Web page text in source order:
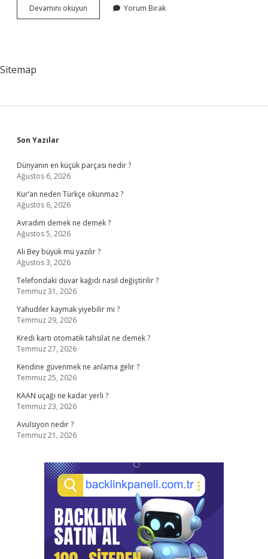
Devamını okuyun Programlamanın
Amacı
Yorum Bırak
Sitemap
Sidebar
Son Yazılar
Dünyanın en küçük parçası nedir ?
Ağustos 6, 2026
Kur’an neden Türkçe okunmaz ?
Ağustos 6, 2026
Avradım demek ne demek ?
Ağustos 5, 2026
Ali Bey büyük mü yazılır ?
Ağustos 3, 2026
Telefondaki duvar kağıdı nasıl değiştirilir ?
Temmuz 31, 2026
Yahudiler kaymak yiyebilir mi ?
Temmuz 29, 2026
Kredi kartı otomatik tahsilat ne demek ?
Temmuz 27, 2026
Kendine güvenmek ne anlama gelir ?
Temmuz 25, 2026
KAAN uçağı ne kadar yerli ?
Temmuz 23, 2026
Avulsiyon nedir ?
Temmuz 21, 2026